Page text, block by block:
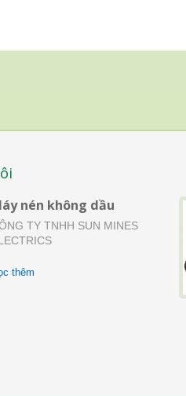
nén không dầu
TY TNHH SUN MINES
thêm